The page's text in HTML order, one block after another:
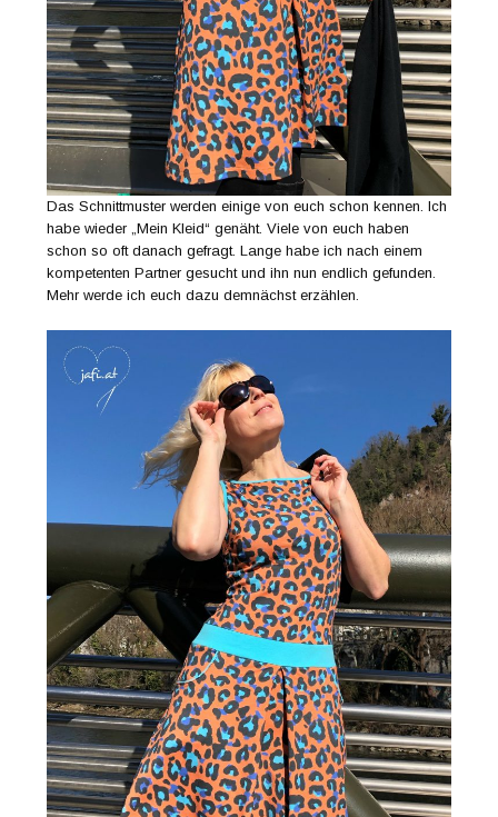
Das Schnittmuster werden einige von euch schon kennen. Ich
habe wieder „Mein Kleid“ genäht. Viele von euch haben
schon so oft danach gefragt. Lange habe ich nach einem
kompetenten Partner gesucht und ihn nun endlich gefunden.
Mehr werde ich euch dazu demnächst erzählen.